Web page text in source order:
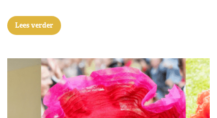
Lees verder